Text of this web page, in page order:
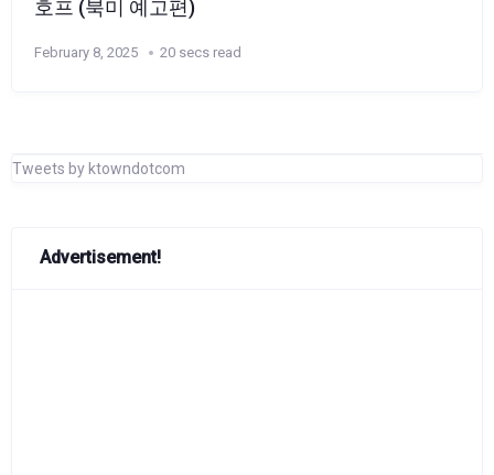
호프 (북미 예고편)
February 8, 2025 20 secs read
Tweets by ktowndotcom
Advertisement!